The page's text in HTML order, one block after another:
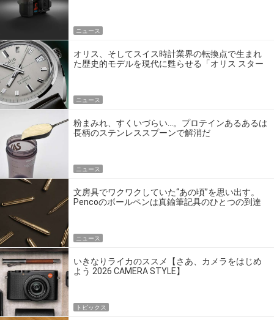
ニュース
オリス、そしてスイス時計業界の転換点で生まれ
た歴史的モデルを現代に甦らせる「オリス スター
ニュース
粉まみれ、すくいづらい…。プロテインあるあるは
長柄のステンレススプーンで解消だ
ニュース
文房具でワクワクしていた“あの頃”を思い出す。
Pencoのボールペンは真鍮筆記具のひとつの到達
ニュース
いきなりライカのススメ【さあ、カメラをはじめ
よう 2026 CAMERA STYLE】
トピックス